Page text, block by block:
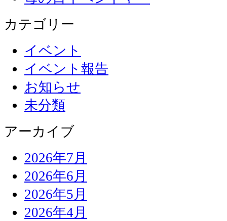
カテゴリー
イベント
イベント報告
お知らせ
未分類
アーカイブ
2026年7月
2026年6月
2026年5月
2026年4月